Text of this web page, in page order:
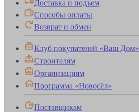
Доставка и подъем
Способы оплаты
Возврат и обмен
Клуб покупателей «Ваш Дом»
Строителям
Организациям
Программа «Новосёл»
Поставщикам